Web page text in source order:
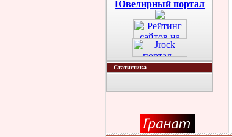
Ювелирный портал
Статистика